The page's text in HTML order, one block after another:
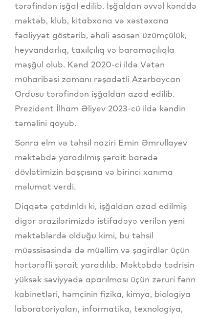
tərəfindən işğal edilib. İşğaldan əvvəl kənddə
məktəb, klub, kitabxana və xəstəxana
fəaliyyət göstərib, əhali əsasən üzümçülük,
heyvandarlıq, taxılçılıq və baramaçılıqla
məşğul olub. Kənd 2020-ci ildə Vətən
müharibəsi zamanı rəşadətli Azərbaycan
Ordusu tərəfindən işğaldan azad edilib.
Prezident İlham Əliyev 2023-cü ildə kəndin
təməlini qoyub.
Sonra elm və təhsil naziri Emin Əmrullayev
məktəbdə yaradılmış şərait barədə
dövlətimizin başçısına və birinci xanıma
məlumat verdi.
Diqqətə çatdırıldı ki, işğaldan azad edilmiş
digər ərazilərimizdə istifadəyə verilən yeni
məktəblərdə olduğu kimi, bu təhsil
müəssisəsində də müəllim və şagirdlər üçün
hərtərəfli şərait yaradılıb. Məktəbdə tədrisin
yüksək səviyyədə aparılması üçün zəruri fənn
kabinetləri, həmçinin fizika, kimya, biologiya
laboratoriyaları, informatika, texnologiya,